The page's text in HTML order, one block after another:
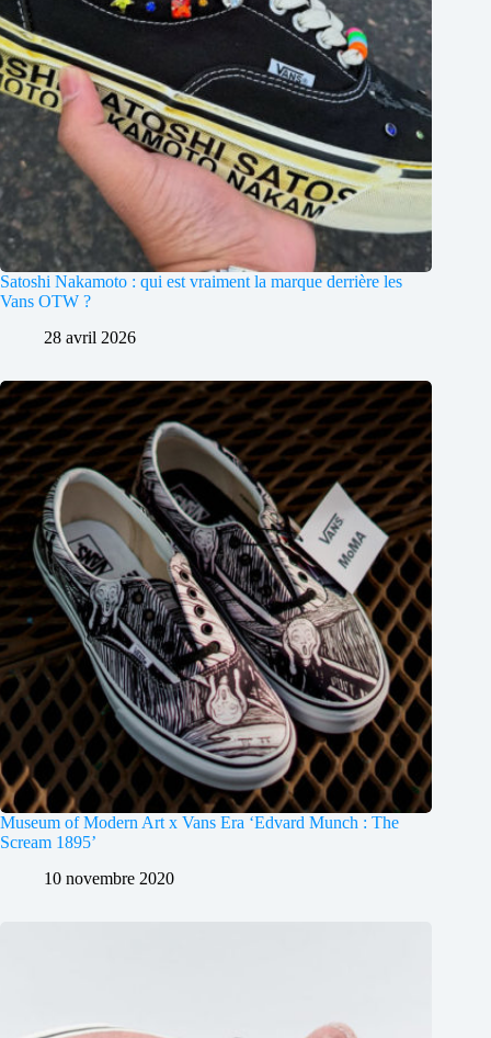
Satoshi Nakamoto : qui est vraiment la marque derrière les
Vans OTW ?
28 avril 2026
Museum of Modern Art x Vans Era ‘Edvard Munch : The
Scream 1895’
10 novembre 2020